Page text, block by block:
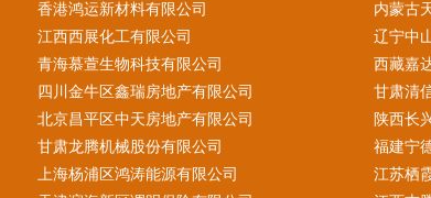
香港鸿运新材料有限公司 内蒙古
江西西展化工有限公司
辽宁中
青海慕萱生物科技有限公司
西藏嘉
四川金牛区鑫瑞房地产有限公司
甘肃清
北京昌平区中天房地产有限公司
陕西长
甘肃龙腾机械股份有限公司
福建宁
上海杨浦区鸿涛能源有限公司
江苏栖